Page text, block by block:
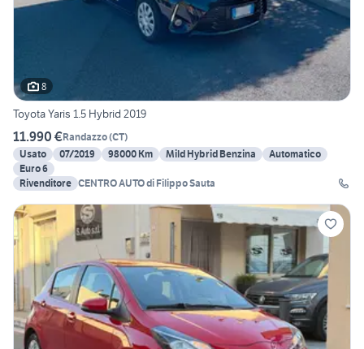
8
Toyota Yaris 1.5 Hybrid 2019
11.990 €Randazzo(CT)
Usato
07/2019 98000 Km Mild Hybrid Benzina
Automatico
Euro 6
Rivenditore CENTRO AUTO di Filippo Sauta